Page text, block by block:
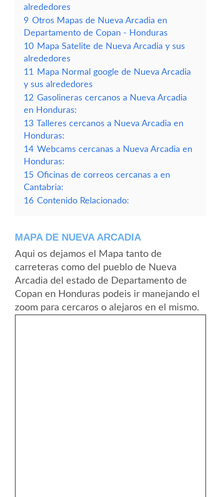
alrededores
9 Otros Mapas de Nueva Arcadia en
Departamento de Copan - Honduras
10 Mapa Satelite de Nueva Arcadia y sus
alrededores
11
Mapa Normal google de Nueva Arcadia
y sus alrededores
12 Gasolineras cercanos a Nueva Arcadia
en Honduras:
13 Talleres cercanos a Nueva Arcadia en
Honduras:
14 Webcams cercanas a Nueva Arcadia en
Honduras:
15 Oficinas de correos cercanas a en
Cantabria:
16 Contenido Relacionado:
MAPA DE NUEVA ARCADIA
Aqui os dejamos el Mapa tanto de
carreteras como del pueblo de Nueva
Arcadia del estado de Departamento de
Copan en Honduras podeis ir manejando el
zoom para cercaros o alejaros en el mismo.